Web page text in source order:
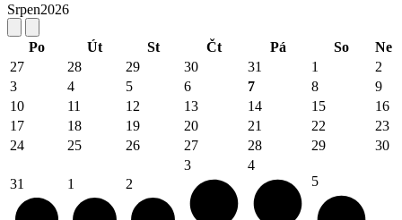
Srpen2026
Po Út St Čt Pá So
Ne
27
28 29 30 31 1
2
3
4 5 6 7 8
9
10
11 12 13 14 15
16
17
18 19 20 21 22
23
24
25 26 27 28 29 30
31 1 2
3
4
5